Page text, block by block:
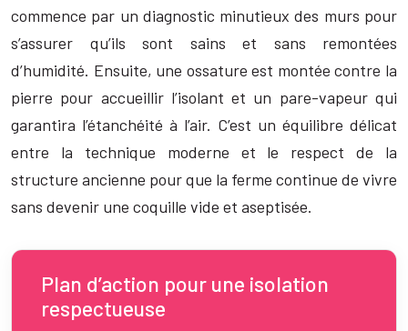
commence par un diagnostic minutieux des murs pour
s’assurer qu’ils sont sains et sans remontées
d’humidité. Ensuite, une ossature est montée contre la
pierre pour accueillir l’isolant et un pare-vapeur qui
garantira l’étanchéité à l’air. C’est un équilibre délicat
entre la technique moderne et le respect de la
structure ancienne pour que la ferme continue de vivre
sans devenir une coquille vide et aseptisée.
Plan d’action pour une isolation
respectueuse